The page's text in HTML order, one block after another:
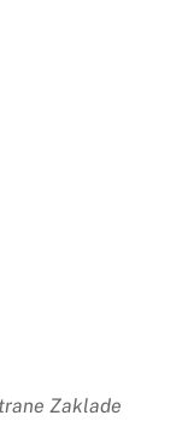
Zaklade